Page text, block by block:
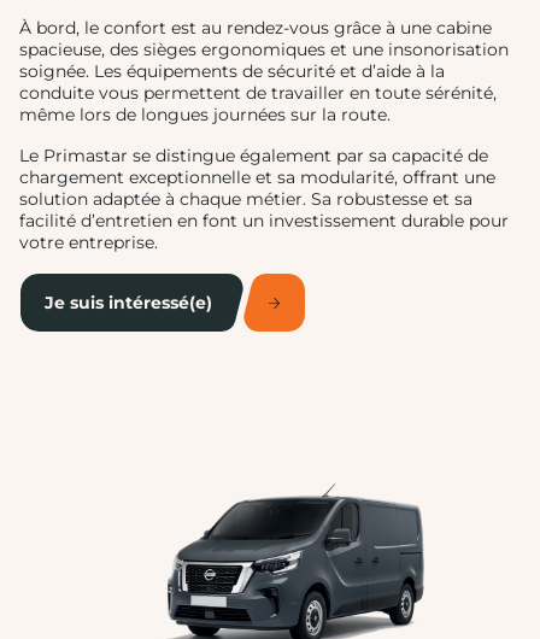
À bord, le confort est au rendez-vous grâce à une cabine
spacieuse, des sièges ergonomiques et une insonorisation
soignée. Les équipements de sécurité et d’aide à la
conduite vous permettent de travailler en toute sérénité,
même lors de longues journées sur la route.
Le Primastar se distingue également par sa capacité de
chargement exceptionnelle et sa modularité, offrant une
solution adaptée à chaque métier. Sa robustesse et sa
facilité d’entretien en font un investissement durable pour
votre entreprise.
Je suis intéressé(e)